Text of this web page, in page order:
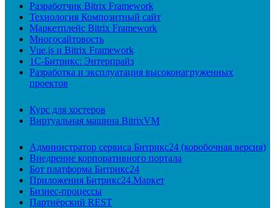
Разработчик Bitrix Framework
Технология Композитный сайт
Маркетплейс Bitrix Framework
Многосайтовость
Vue.js и Bitrix Framework
1С-Битрикс: Энтерпрайз
Разработка и эксплуатация высоконагруженных
проектов
Курс для хостеров
Виртуальная машина BitrixVM
Администратор сервиса Битрикс24 (коробочная версия)
Внедрение корпоративного портала
Бот платформа Битрикс24
Приложения Битрикс24.Маркет
Бизнес-процессы
Партнёрский REST